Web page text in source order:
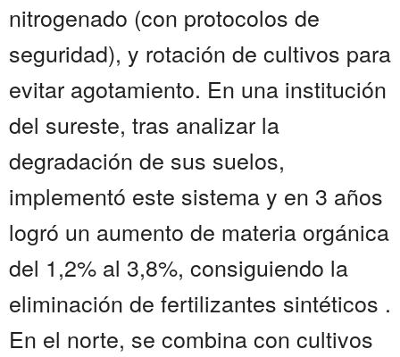
nitrogenado (con protocolos de
seguridad), y rotación de cultivos para
evitar agotamiento. En una institución
del sureste, tras analizar la
degradación de sus suelos,
implementó este sistema y en 3 años
logró un aumento de materia orgánica
del 1,2% al 3,8%, consiguiendo la
eliminación de fertilizantes sintéticos .
En el norte, se combina con cultivos